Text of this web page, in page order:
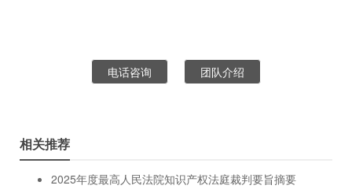
电话咨询 团队介绍
相关推荐
2025年度最高人民法院知识产权法庭裁判要旨摘要